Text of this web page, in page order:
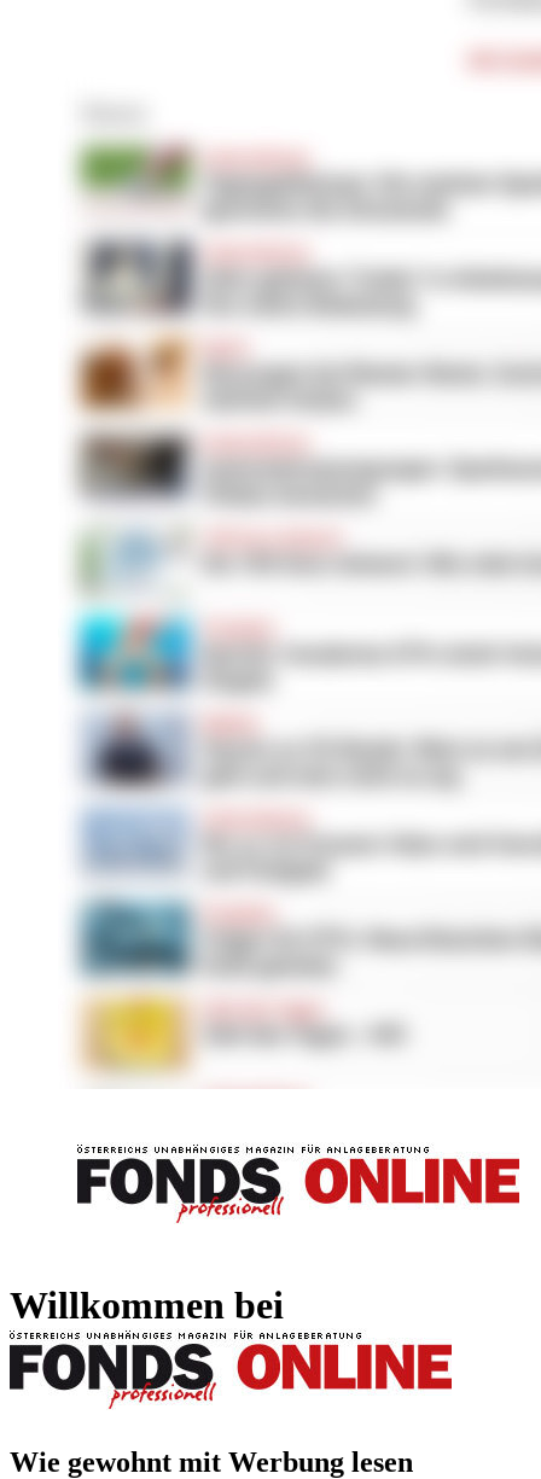
Willkommen bei
Wie gewohnt mit Werbung lesen